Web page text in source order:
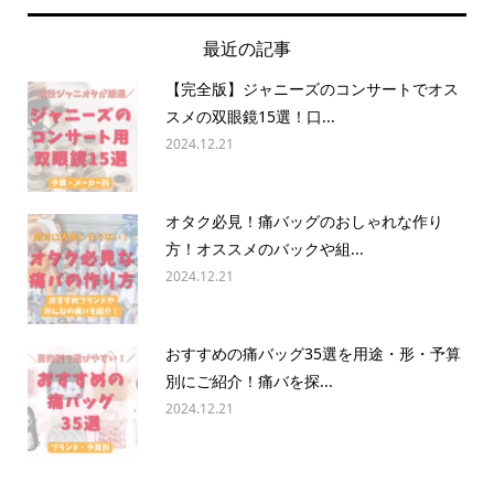
最近の記事
【完全版】ジャニーズのコンサートでオス
スメの双眼鏡15選！口...
2024.12.21
オタク必見！痛バッグのおしゃれな作り
方！オススメのバックや組...
2024.12.21
おすすめの痛バッグ35選を用途・形・予算
別にご紹介！痛バを探...
2024.12.21